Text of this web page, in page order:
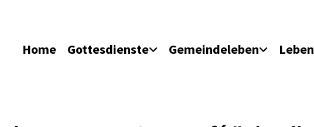
Home Gottesdienste Gemeindeleben